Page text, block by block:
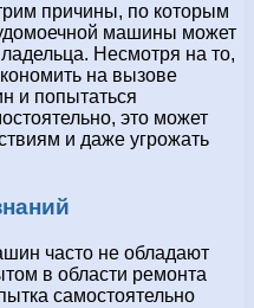
причины, по которым
машины может
Несмотря на то,
на вызове
и попытаться
это может
и даже угрожать
часто не обладают
в области ремонта
самостоятельно